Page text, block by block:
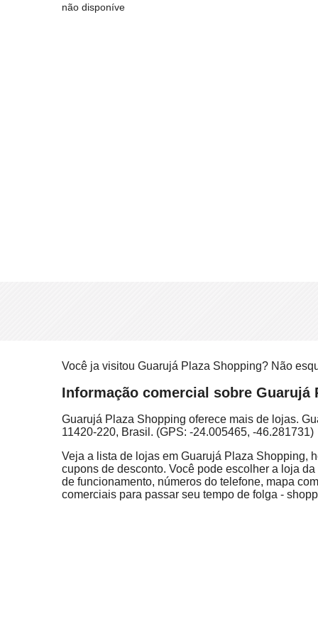
não disponíve
Você ja visitou Guarujá Plaza Shopping? Não
Informação comercial sobre
Guarujá Plaza Shopping oferece mais de lojas.
11420-220, Brasil. (GPS: -24.005465, -46.281731)
Veja a lista de lojas em Guarujá Plaza Shopping,
cupons de desconto. Você pode escolher a loja
de funcionamento, números do telefone, mapa
comerciais para passar seu tempo de folga -